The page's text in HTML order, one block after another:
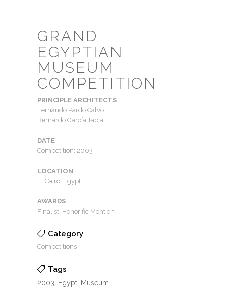
GRAND
EGYPTIAN
MUSEUM
COMPETITION
PRINCIPLE ARCHITECTS
Fernando Pardo Calvo
Bernardo García Tapia
DATE
Competition: 2003
LOCATION
El Cairo, Egypt
AWARDS
Finalist. Honorific Mention
Category
Competitions
Tags
2003, Egypt, Museum